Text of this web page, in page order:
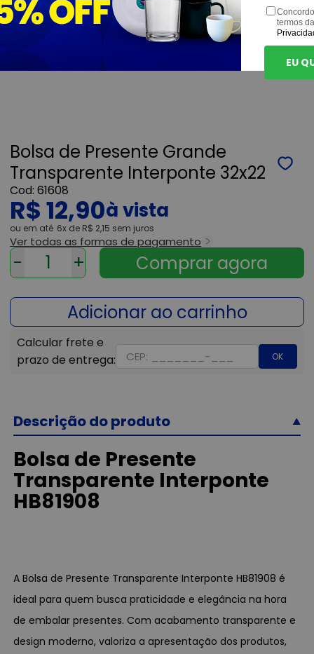
Bolsa de Presente Grande
Transparente Interponte 32x22
61608
R$ 12,90
ou 6x de R$ 2,15 sem juros
Ver todas as formas de pagamento
- +
OK
Descrição do produto
Bolsa de Presente
Transparente Interponte
HB81908
A Bolsa de Presente Transparente Interponte HB81908 é
ideal para quem busca praticidade e elegância na hora
de embalar presentes. Com acabamento transparente e
design moderno, valoriza a apresentação dos produtos,
termos
EU